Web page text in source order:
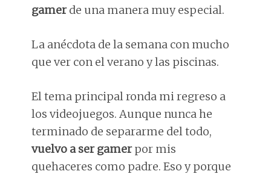
gamerde una manera muy especial.
La anécdota de la semana con mucho
que ver con el verano y las piscinas.
El tema principal ronda mi regreso a
los videojuegos. Aunque nunca he
terminado de separarme del todo,
vuelvo a ser gamerpor mis
quehaceres como padre. Eso y porque